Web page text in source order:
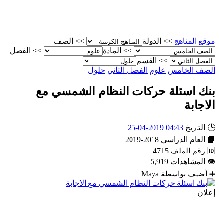
موقع المناهج >> الدولة >>
الصف
>>
المادة >>
الفصل
>>
القسم
الصف الخامس علوم الفصل الثاني حلول
بنك اسئلة حركات النظام الشمسي مع
الاجابة
🕒 التاريخ 04:43 2019-04-25
📘
العام الدراسي 2018-2019
🆔 رقم الملف 4715
👁
المشاهدات 5,919
➕
أضيف بواسطة Maya
إعلان